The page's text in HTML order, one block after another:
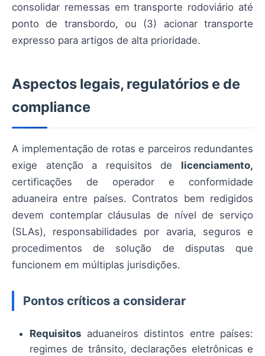
consolidar remessas em transporte rodoviário até
ponto de transbordo, ou (3) acionar transporte
expresso para artigos de alta prioridade.
Aspectos legais, regulatórios e de
compliance
A implementação de rotas e parceiros redundantes
exige atenção a requisitos de licenciamento,
certificações de operador e conformidade
aduaneira entre países. Contratos bem redigidos
devem contemplar cláusulas de nível de serviço
(SLAs), responsabilidades por avaria, seguros e
procedimentos de solução de disputas que
funcionem em múltiplas jurisdições.
Pontos críticos a considerar
Requisitos aduaneiros distintos entre países:
regimes de trânsito, declarações eletrônicas e